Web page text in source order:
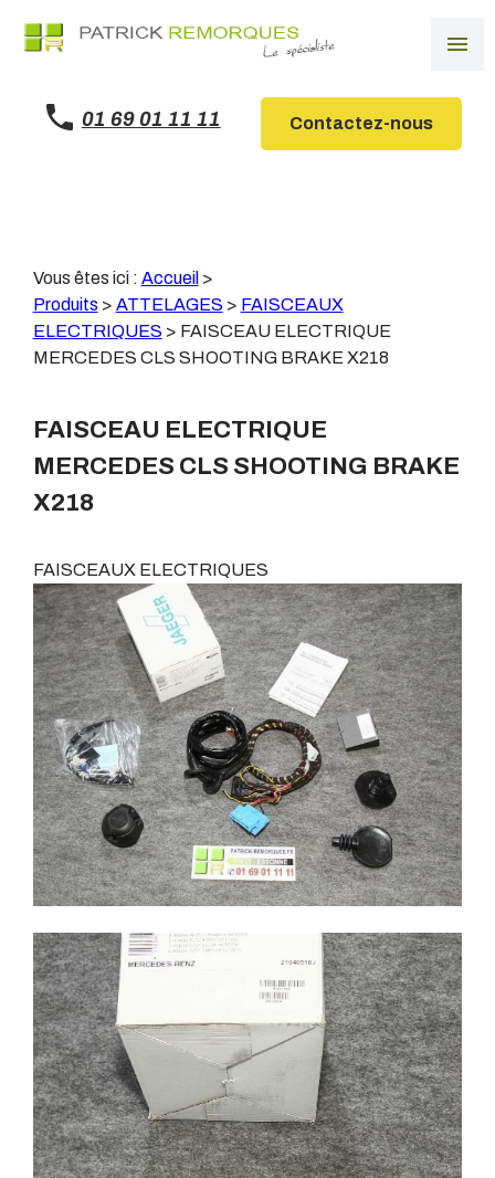
menu
01 69 01 11 11 Contactez-nous
Vous êtes ici : Accueil >
Produits > ATTELAGES > FAISCEAUX
ELECTRIQUES > FAISCEAU ELECTRIQUE
MERCEDES CLS SHOOTING BRAKE X218
FAISCEAU ELECTRIQUE
MERCEDES CLS SHOOTING BRAKE
X218
FAISCEAUX ELECTRIQUES